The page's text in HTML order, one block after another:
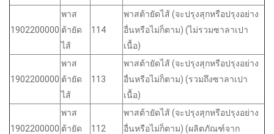
1902200000
พาส
ต้ายัด
ไส้
114
พาสต้ายัดไส้ (จะปรุงสุกหรือปรุงอย่าง
อื่นหรือไม่ก็ตาม) (ไม่รวมซาลาเปา
เนื้อ)
1902200000
พาส
ต้ายัด
ไส้
113
พาสต้ายัดไส้ (จะปรุงสุกหรือปรุงอย่าง
อื่นหรือไม่ก็ตาม) (รวมถึงซาลาเปา
เนื้อ)
1902200000
พาส
ต้ายัด
112
พาสต้ายัดไส้ (จะปรุงสุกหรือปรุงอย่าง
อื่นหรือไม่ก็ตาม) (ผลิตภัณฑ์จาก